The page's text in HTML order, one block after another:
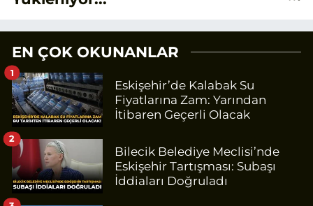
EN ÇOK OKUNANLAR
Eskişehir’de Kalabak Su
Fiyatlarına Zam: Yarından
İtibaren Geçerli Olacak
1
Bilecik Belediye Meclisi’nde
Eskişehir Tartışması: Subaşı
İddiaları Doğruladı
2